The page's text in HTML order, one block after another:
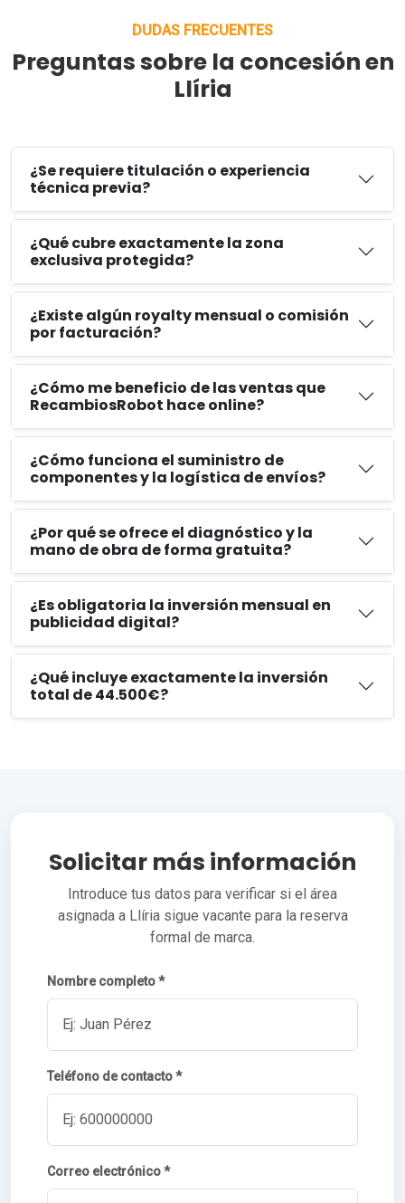
DUDAS FRECUENTES
Preguntas sobre la concesión en
Llíria
¿Se requiere titulación o experiencia
técnica previa?
¿Qué cubre exactamente la zona
exclusiva protegida?
¿Existe algún royalty mensual o comisión
por facturación?
¿Cómo me beneficio de las ventas que
RecambiosRobot hace online?
¿Cómo funciona el suministro de
componentes y la logística de envíos?
¿Por qué se ofrece el diagnóstico y la
mano de obra de forma gratuita?
¿Es obligatoria la inversión mensual en
publicidad digital?
¿Qué incluye exactamente la inversión
total de 44.500€?
Solicitar más información
Introduce tus datos para verificar si el área
asignada a Llíria sigue vacante para la reserva
formal de marca.
Nombre completo *
Teléfono de contacto *
Correo electrónico *